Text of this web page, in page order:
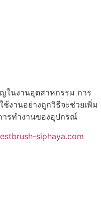
ในงานอุตสาหกรรม การ
งานอย่างถูกวิธีจะช่วยเพิ่ม
ารทำงานของอุปกรณ์
siphaya.com